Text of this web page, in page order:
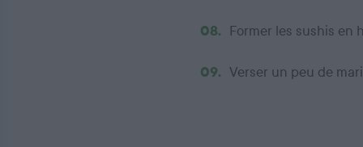
08. Former les sushis en
09. Verser un peu de